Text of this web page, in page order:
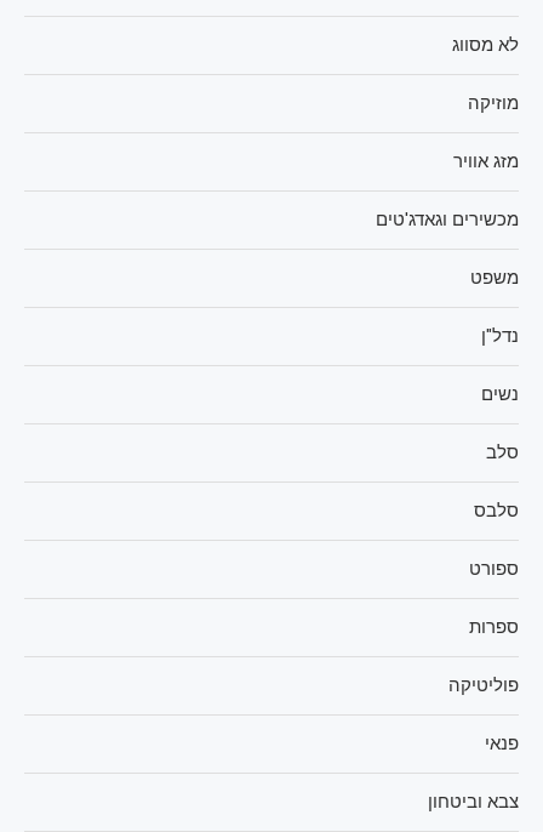
לא מסווג
מוזיקה
מזג אוויר
מכשירים וגאדג'טים
משפט
נדל"ן
נשים
סלב
סלבס
ספורט
ספרות
פוליטיקה
פנאי
צבא וביטחון